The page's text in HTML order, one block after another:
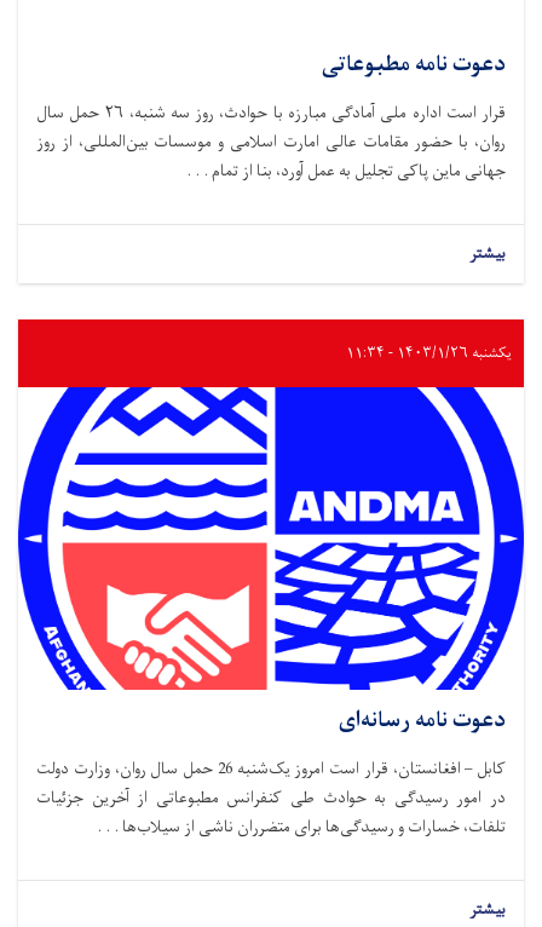
دعوت نامه مطبوعاتی
قرار است اداره ملی آمادگی مبارزه با حوادث،‌ روز سه شنبه، ۲۶ حمل سال
روان، با حضور مقامات عالی امارت اسلامی و موسسات بین‌المللی، از روز
جهانی ماین پاکی تجلیل به عمل آورد، بنا از تمام . . .
بیشتر
یکشنبه ۱۴۰۳/۱/۲۶ - ۱۱:۳۴
دعوت نامه رسانه‌ای
کابل – افغانستان، قرار است امروز یک‌شنبه 26 حمل سال روان، وزارت دولت
در امور رسیدگی به حوادث طی کنفرانس مطبوعاتی از آخرین جزئیات
تلفات، خسارات و رسیدگی‌ها برای متضرران ناشی از سیلاب‌ها . . .
بیشتر